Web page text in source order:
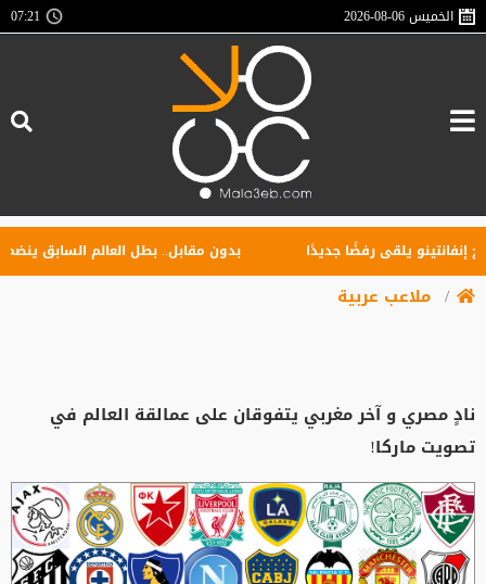
الخميس2026-08-06
07:21
يلقى رفضًا جديدًا بدون مقابل.. بطل العالم السابق ينضم
ملاعب عربية
نادٍ مصري و آخر مغربي يتفوقان على عمالقة العالم في
تصويت ماركا!